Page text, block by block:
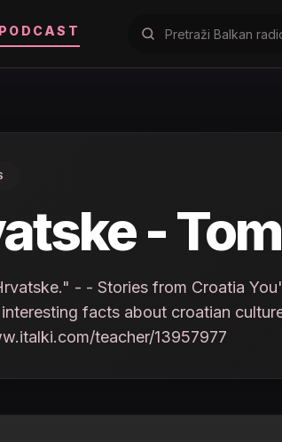
-
- - Stories from Croatia
facts about croatian
teacher/13957977